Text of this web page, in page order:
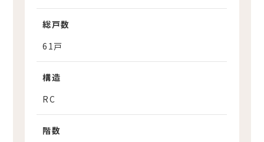
総戸数
61戸
構造
RC
階数